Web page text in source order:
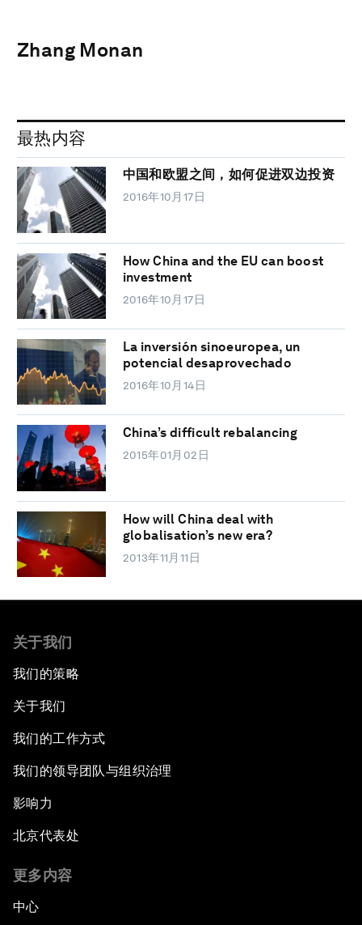
Zhang Monan
最热内容
中国和欧盟之间，如何促进双边投资
2016年10月17日
How China and the EU can boost
investment
2016年10月17日
La inversión sinoeuropea, un
potencial desaprovechado
2016年10月14日
China’s difficult rebalancing
2015年01月02日
How will China deal with
globalisation’s new era?
2013年11月11日
关于我们
我们的策略
关于我们
我们的工作方式
我们的领导团队与组织治理
影响力
北京代表处
更多内容
中心